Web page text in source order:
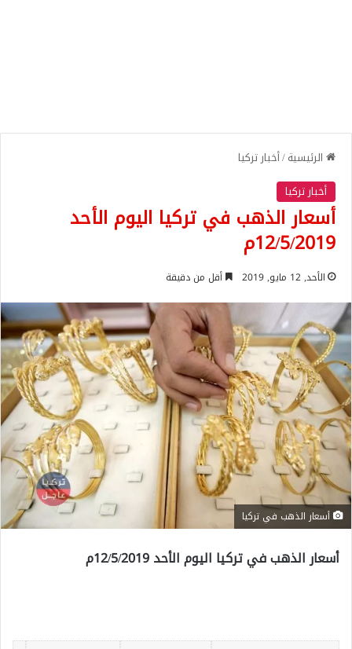
الرئيسية/أخبار تركيا
أخبار تركيا
أسعار الذهب في تركيا اليوم الأحد
12/5/2019م
الأحد, 12 مايو, 2019 أقل من دقيقة
أسعار الذهب في تركيا
أسعار الذهب في تركيا اليوم الأحد 12/5/2019م